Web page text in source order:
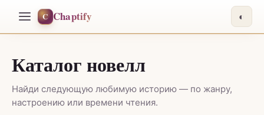
C Chaptify ◐
Каталог новелл
Найди следующую любимую историю — по жанру,
настроению или времени чтения.